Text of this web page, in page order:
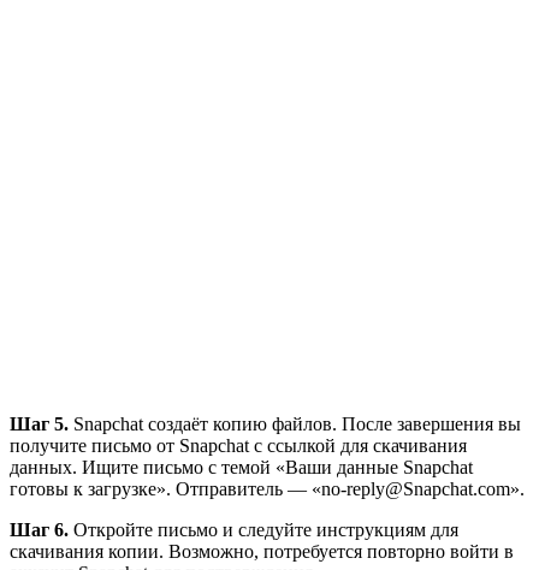
Шаг 5. Snapchat создаёт копию файлов. После завершения вы
получите письмо от Snapchat с ссылкой для скачивания
данных. Ищите письмо с темой «Ваши данные Snapchat
готовы к загрузке». Отправитель — «no-reply@Snapchat.com».
Шаг 6. Откройте письмо и следуйте инструкциям для
скачивания копии. Возможно, потребуется повторно войти в